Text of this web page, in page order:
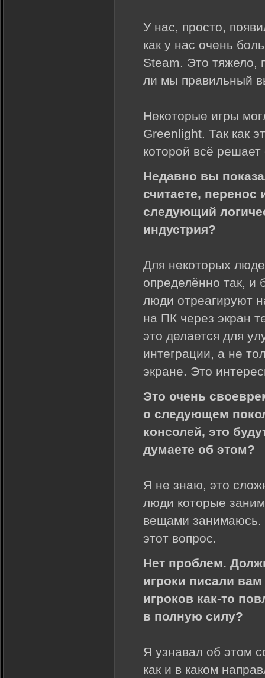
У нас, просто,
как у нас очень
Steam. Это тяжело,
ли мы правильный
Некоторые игры
Greenlight. Так как
которой всё
Недавно вы
считаете,
следующий
индустрия?
Для некоторых
определённо так, и
люди отреагируют
на ПК через экран
это делается для
интеграции, а не
экране. Это
Это очень
о следующем
консолей, это
думаете об этом?
Я не знаю, это
люди которые
вещами занимаюсь.
этот вопрос.
Нет проблем.
игроки писали
игроков как-то
в полную силу?
Я узнавал об этом
как и в каком